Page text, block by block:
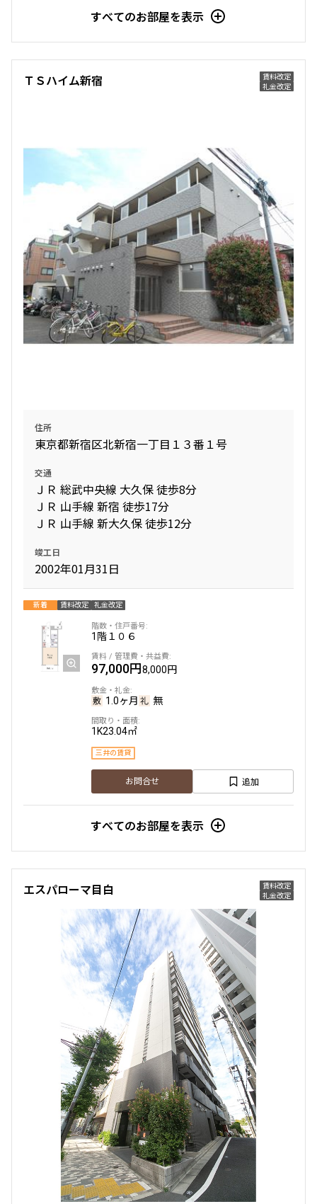
すべてのお部屋を表示
賃料改定
礼金改定
ＴＳハイム新宿
住所
東京都新宿区北新宿一丁目１３番１号
交通
ＪＲ 総武中央線 大久保 徒歩8分
ＪＲ 山手線 新宿 徒歩17分
ＪＲ 山手線 新大久保 徒歩12分
竣工日
2002年01月31日
新着 賃料改定 礼金改定
1階１０６
97,000円8,000円
1.0ヶ月 無
1K23.04㎡
三井の賃貸
お問合せ 追加
すべてのお部屋を表示
賃料改定
礼金改定
エスパローマ目白